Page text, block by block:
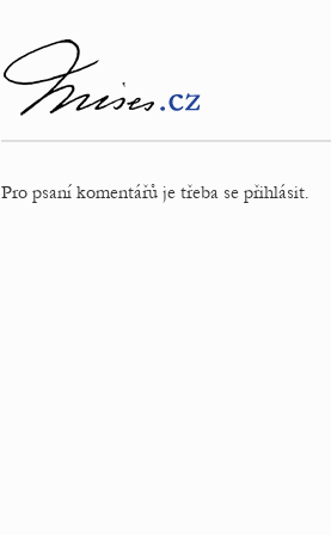
Pro psaní komentářů je třeba se přihlásit.